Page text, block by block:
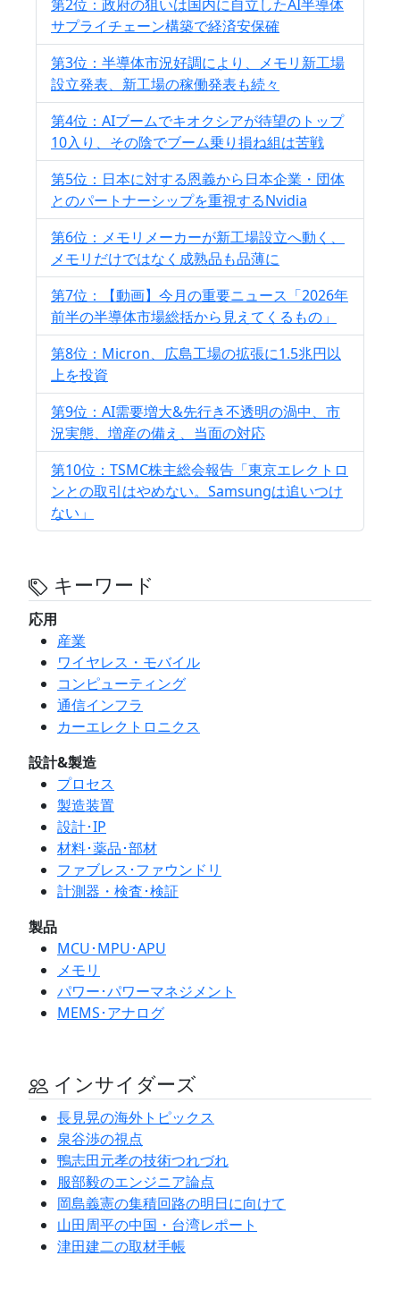
第2位：政府の狙いは国内に自立したAI半導体
サプライチェーン構築で経済安保確
第3位：半導体市況好調により、メモリ新工場
設立発表、新工場の稼働発表も続々
第4位：AIブームでキオクシアが待望のトップ
10入り、その陰でブーム乗り損ね組は苦戦
第5位：日本に対する恩義から日本企業・団体
とのパートナーシップを重視するNvidia
第6位：メモリメーカーが新工場設立へ動く、
メモリだけではなく成熟品も品薄に
第7位：【動画】今月の重要ニュース「2026年
前半の半導体市場総括から見えてくるもの」
第8位：Micron、広島工場の拡張に1.5兆円以
上を投資
第9位：AI需要増大&先行き不透明の渦中、市
況実態、増産の備え、当面の対応
第10位：TSMC株主総会報告「東京エレクトロ
ンとの取引はやめない。Samsungは追いつけ
ない」
キーワード
応用
産業
ワイヤレス・モバイル
コンピューティング
通信インフラ
カーエレクトロニクス
設計&製造
プロセス
製造装置
設計･IP
材料･薬品･部材
ファブレス･ファウンドリ
計測器・検査･検証
製品
MCU･MPU･APU
メモリ
パワー･パワーマネジメント
MEMS･アナログ
インサイダーズ
長見晃の海外トピックス
泉谷渉の視点
鴨志田元孝の技術つれづれ
服部毅のエンジニア論点
岡島義憲の集積回路の明日に向けて
山田周平の中国・台湾レポート
津田建二の取材手帳